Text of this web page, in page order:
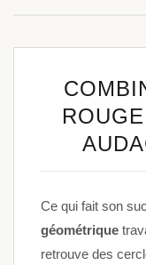
Ce qui fait son
géométrique
retrouve des